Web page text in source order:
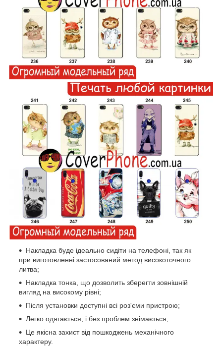
Накладка буде ідеально сидіти на телефоні, так як
при виготовленні застосований метод високоточного
литва;
Накладка тонка, що дозволить зберегти зовнішній
вигляд на високому рівні;
Після установки доступні всі роз'єми пристрою;
Легко одягається, і без проблем знімається;
Це якісна захист від пошкоджень механічного
характеру.